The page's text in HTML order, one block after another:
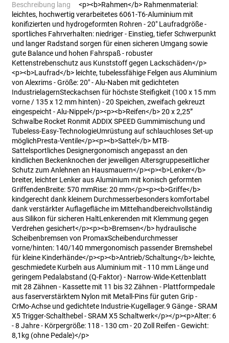
Beschreibung lang
<p><b>Rahmen</b> Rahmenmaterial:
leichtes, hochwertig verarbeitetes 6061-T6-Aluminium mit
konifizierten und hydrogeformten Rohren - 20" Laufradgröße -
sportliches Fahrverhalten: niedriger - Einstieg, tiefer Schwerpunkt
und langer Radstand sorgen für einen sicheren Umgang sowie
gute Balance und hohen Fahrspaß - robuster
Kettenstrebenschutz aus Kunststoff gegen Lackschäden</p>
<p><b>Laufrad</b> leichte, tubelessfähige Felgen aus Aluminium
von Alexrims - Größe: 20" - Alu-Naben mit gedichteten
IndustrielagernSteckachsen für höchste Steifigkeit (100 x 15 mm
vorne / 135 x 12 mm hinten) - 20 Speichen, zweifach gekreuzt
eingespeicht - Alu-Nippel</p><p><b>Reifen</b> 20 x 2,25”
Schwalbe Rocket Ronmit ADDIX SPEED Gummimischung und
Tubeless-Easy-TechnologieUmrüstung auf schlauchloses Set-up
möglichPresta-Ventile</p><p><b>Sattel</b> MTB-
Sattelsportliches Designergonomisch angepasst an den
kindlichen Beckenknochen der jeweiligen Altersgruppeseitlicher
Schutz zum Anlehnen an Hausmauern</p><p><b>Lenker</b>
breiter, leichter Lenker aus Aluminium mit konisch geformten
GriffendenBreite: 570 mmRise: 20 mm</p><p><b>Griffe</b>
kindgerecht dank kleinem Durchmesserbesonders komfortabel
dank verstärkter Auflagefläche im Mittelhandbereichvollständig
aus Silikon für sicheren HaltLenkerenden mit Klemmung gegen
Verdrehen gesichert</p><p><b>Bremsen</b> hydraulische
Scheibenbremsen von PromaxScheibendurchmesser
vorne/hinten: 140/140 mmergonomisch passender Bremshebel
für kleine Kinderhände</p><p><b>Antrieb/Schaltung</b> leichte,
geschmiedete Kurbeln aus Aluminium mit - 110 mm Länge und
geringem Pedalabstand (Q-Faktor) - Narrow-Wide-Kettenblatt
mit 28 Zähnen - Kassette mit 11 bis 32 Zähnen - Plattformpedale
aus faserverstärktem Nylon mit Metall-Pins für guten Grip -
CrMo-Achse und gedichtete Industrie-Kugellager.9 Gänge - SRAM
X5 Trigger-Schalthebel - SRAM X5 Schaltwerk</p></p><p>Alter: 6
- 8 Jahre - Körpergröße: 118 - 130 cm - 20 Zoll Reifen - Gewicht:
8,1kg (ohne Pedale)</p>